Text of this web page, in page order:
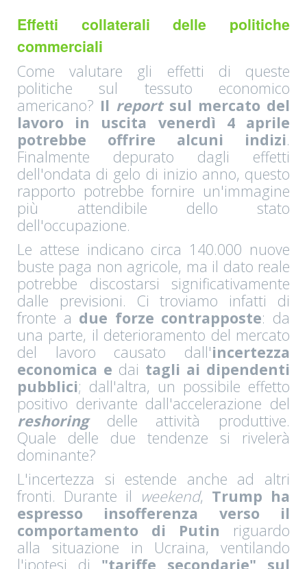
Effetti collaterali delle politiche
commerciali
Come valutare gli effetti di queste
politiche sul tessuto economico
americano? Il reportsul mercato del
lavoro in uscita venerdì 4 aprile
potrebbe offrire alcuni indizi.
Finalmente depurato dagli effetti
dell'ondata di gelo di inizio anno, questo
rapporto potrebbe fornire un'immagine
più attendibile dello stato
dell'occupazione.
Le attese indicano circa 140.000 nuove
buste paga non agricole, ma il dato reale
potrebbe discostarsi significativamente
dalle previsioni. Ci troviamo infatti di
fronte a due forze contrapposte: da
una parte, il deterioramento del mercato
del lavoro causato dall'incertezza
economica e dai tagli ai dipendenti
pubblici; dall'altra, un possibile effetto
positivo derivante dall'accelerazione del
reshoringdelle attività produttive.
Quale delle due tendenze si rivelerà
dominante?
L'incertezza si estende anche ad altri
fronti. Durante il weekend, Trump ha
espresso insofferenza verso il
comportamento di Putin riguardo
alla situazione in Ucraina, ventilando
l'ipotesi di "tariffe secondarie" sul